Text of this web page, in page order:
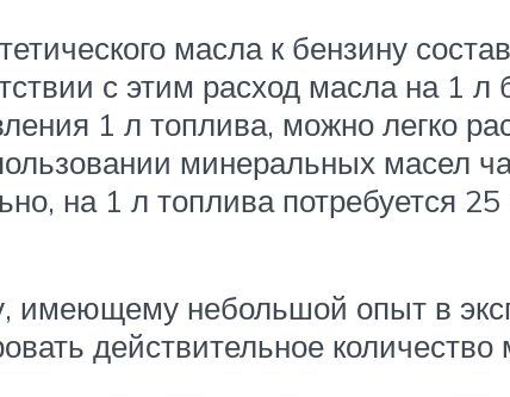
масла к бензину
с этим расход масла на 1
1 л топлива, можно легко
минеральных масел
на 1 л топлива потребуется
имеющему небольшой опыт в
действительное